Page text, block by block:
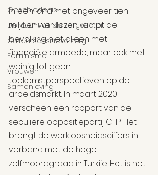
Geschiedenis
De vlucht uit de zorgsector
Cultuursensitieve zorg
Feminisme
Vrouwen
Samenleving
In een land met ongeveer tien
miljoen werklozen kampt de
bevolking niet alleen met
financiële armoede, maar ook met
weinig tot geen
toekomstperspectieven op de
arbeidsmarkt. In maart 2020
verscheen een rapport van de
seculiere oppositiepartij CHP. Het
brengt de werkloosheidscijfers in
verband met de hoge
zelfmoordgraad in Turkije. Het is het